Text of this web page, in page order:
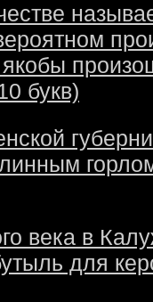
букв)
века в
для